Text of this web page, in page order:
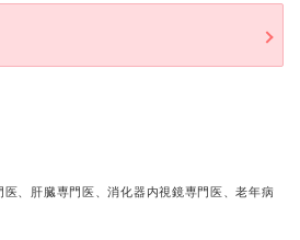
、肝臓専門医、消化器内視鏡専門医、老年病